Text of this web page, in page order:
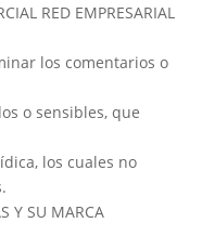
RED EMPRESARIAL
los comentarios o
o sensibles, que
los cuales no
Y SU MARCA